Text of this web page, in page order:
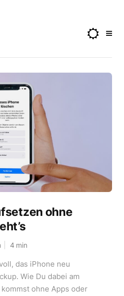
ohne
4 min
das iPhone neu
Wie Du dabei am
ohne Apps oder